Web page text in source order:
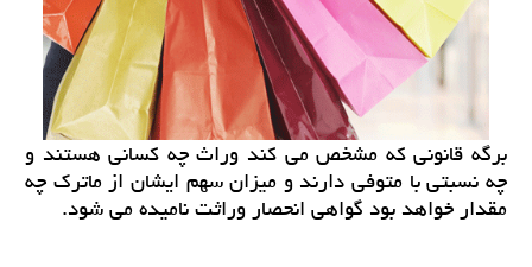
برگه قانونی كه مشخص می كند وراث چه كسانی هستند و
چه نسبتی با متوفی دارند و میزان سهم ایشان از ماترك چه
مقدار خواهد بود گواهی انحصار وراثت نامیده می شود.